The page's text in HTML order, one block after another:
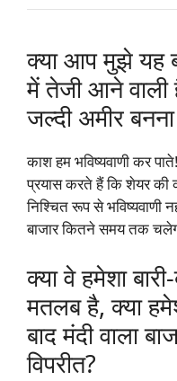
क्या आप मुझे यह
में तेजी आने वाली
जल्दी अमीर
काश हम भविष्यवाणी कर
प्रयास करते हैं कि शेयर की
निश्चित रूप से भविष्यवाणी
बाजार कितने समय तक
क्या वे हमेशा
मतलब है, क्या
बाद मंदी वाला
विपरीत?